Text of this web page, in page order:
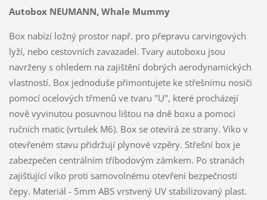
Autobox NEUMANN, Whale Mummy
Box nabízí ložný prostor např. pro přepravu carvingových
lyží, nebo cestovních zavazadel. Tvary autoboxu jsou
navrženy s ohledem na zajištění dobrých aerodynamických
vlastností. Box jednoduše přimontujete ke střešnímu nosiči
pomocí ocelových třmenů ve tvaru "U", které procházejí
nově vyvinutou posuvnou lištou na dně boxu a pomocí
ručních matic (vrtulek M6). Box se otevírá ze strany. Víko v
otevřeném stavu přidržují plynové vzpěry. Střešní box je
zabezpečen centrálním tříbodovým zámkem. Po stranách
zajišťující víko proti samovolnému otevření bezpečností
čepy. Materiál - 5mm ABS vrstvený UV stabilizovaný plast.